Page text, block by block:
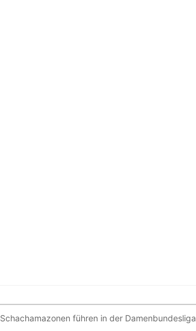
Schachamazonen führen in der Damenbundesliga